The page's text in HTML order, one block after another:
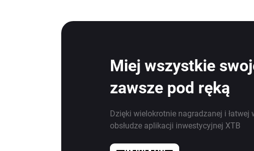
Miej wszystkie
zawsze pod ręką
Dzięki wielokrotnie nagradzanej i łatwej
obsłudze aplikacji inwestycyjnej XTB